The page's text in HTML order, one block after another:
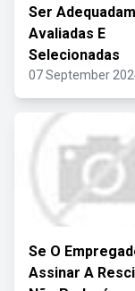
Ser
Avaliadas E
Selecionadas
07 September
Se O
Assinar A